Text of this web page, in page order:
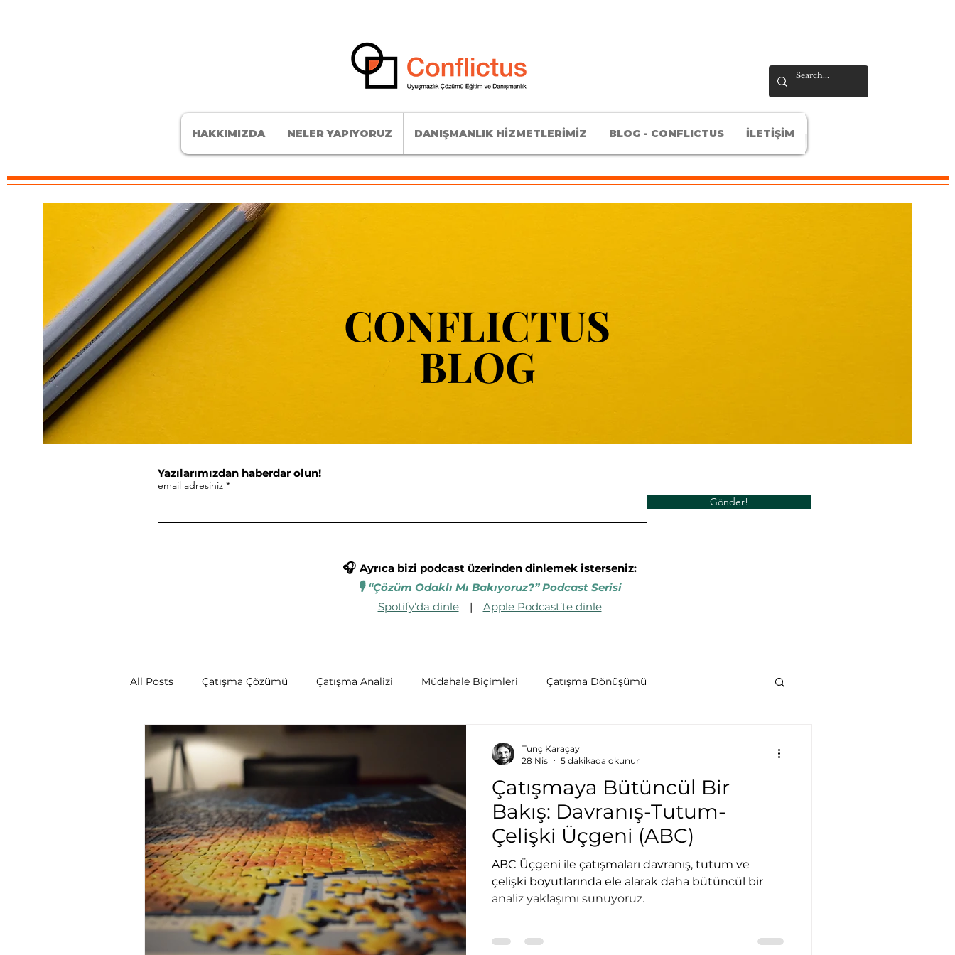
HAKKIMIZDA NELER YAPIYORUZ DANIŞMANLIK HİZMETLERİMİZ BLOG - CONFLICTUS İLETİŞİM
CONFLICTUS
BLOG
CONFLICTUS
BLOG
Yazılarımızdan haberdar olun!
email adresiniz
Gönder!
🎧 Ayrıca bizi podcast üzerinden dinlemek isterseniz:
🎙️ “Çözüm Odaklı Mı Bakıyoruz?” Podcast Serisi
Spotify’da dinle| Apple Podcast’te dinle
All Posts Çatışma Çözümü Çatışma Analizi Müdahale Biçimleri Çatışma Dönüşümü
Çatışmalara Müdahale Yöntemleri
Sosyal Psikoloji Barış İnşası Sosyal Uyum Sosyal Öğrenme
Çatışma Çözümünün Dinamikleri Yaratıcı Drama Kurum Kültürü Geliştirme
İletişim
Çatışmaya Bütüncül Bir
Bakış: Davranış-Tutum-
Çelişki Üçgeni (ABC)
ABC Üçgeni ile çatışmaları davranış, tutum ve
çelişki boyutlarında ele alarak daha bütüncül bir
analiz yaklaşımı sunuyoruz.
Tunç Karaçay
28 Nis
5 dakikada okunur